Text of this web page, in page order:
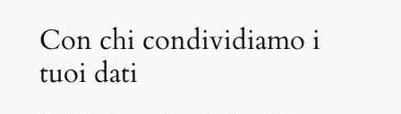
Con chi condividiamo i
tuoi dati